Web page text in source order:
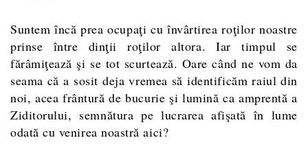
Suntem încă prea ocupaţi cu învârtirea roţilor noastre
prinse între dinţii roţilor altora. Iar timpul se
fărâmiţează şi se tot scurtează. Oare când ne vom da
seama că a sosit deja vremea să identificăm raiul din
noi, acea frântură de bucurie şi lumină ca amprentă a
Ziditorului, semnătura pe lucrarea afişată în lume
odată cu venirea noastră aici?